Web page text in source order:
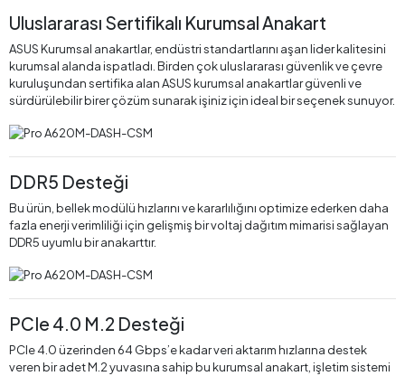
Uluslararası Sertifikalı Kurumsal Anakart
ASUS Kurumsal anakartlar, endüstri standartlarını aşan lider kalitesini
kurumsal alanda ispatladı. Birden çok uluslararası güvenlik ve çevre
kuruluşundan sertifika alan ASUS kurumsal anakartlar güvenli ve
sürdürülebilir birer çözüm sunarak işiniz için ideal bir seçenek sunuyor.
DDR5 Desteği
Bu ürün, bellek modülü hızlarını ve kararlılığını optimize ederken daha
fazla enerji verimliliği için gelişmiş bir voltaj dağıtım mimarisi sağlayan
DDR5 uyumlu bir anakarttır.
PCIe 4.0 M.2 Desteği
PCIe 4.0 üzerinden 64 Gbps’e kadar veri aktarım hızlarına destek
veren bir adet M.2 yuvasına sahip bu kurumsal anakart, işletim sistemi